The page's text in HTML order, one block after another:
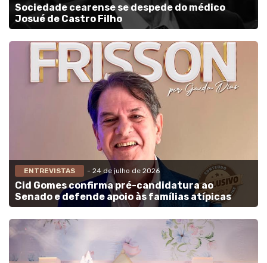
Sociedade cearense se despede do médico
Josué de Castro Filho
ENTREVISTAS - 24 de julho de 2026
Cid Gomes confirma pré-candidatura ao
Senado e defende apoio às famílias atípicas